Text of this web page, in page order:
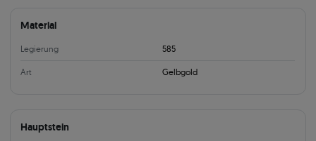
Material
Legierung 585
Art Gelbgold
Hauptstein